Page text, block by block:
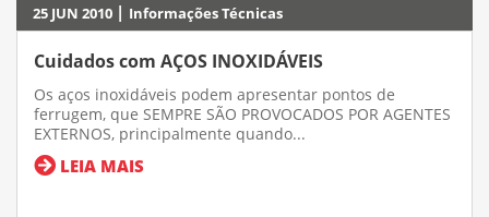
25 JUN 2010 | Informações Técnicas
Cuidados com AÇOS INOXIDÁVEIS
Os aços inoxidáveis podem apresentar pontos de
ferrugem, que SEMPRE SÃO PROVOCADOS POR AGENTES
EXTERNOS, principalmente quando...
LEIA MAIS